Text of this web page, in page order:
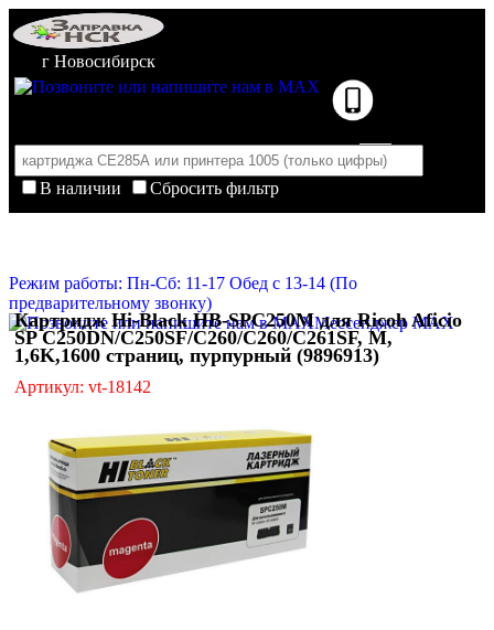
г Новосибирск
В наличии
Сбросить фильтр
Корзина пуста
Режим работы: Пн-Сб: 11-17 Обед с 13-14 (По
предварительному звонку)
Мессенджер MAX
Картридж Hi-Black HB-SPC250M для Ricoh Aficio
SP C250DN/C250SF/C260/C260/C261SF, M,
1,6K,1600 страниц, пурпурный (9896913)
Артикул: vt-18142